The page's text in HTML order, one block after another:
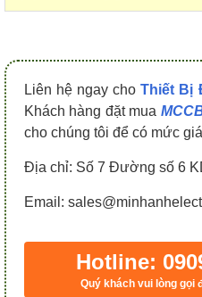
Liên hệ ngay choThiết Bị
Khách hàng đặt mua
cho chúng tôi để có mức
Địa chỉ: Số 7 Đường số 6
Email:
Hotline:
Quý khách vui lòng gọi